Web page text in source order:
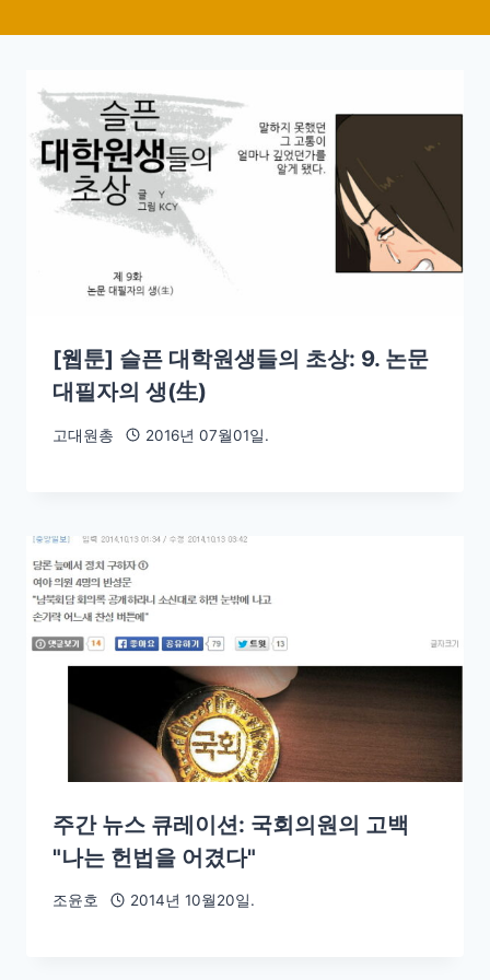
[웹툰] 슬픈 대학원생들의 초상: 9. 논문
대필자의 생(生)
고대원총 2016년 07월01일.
주간 뉴스 큐레이션: 국회의원의 고백
"나는 헌법을 어겼다"
조윤호 2014년 10월20일.